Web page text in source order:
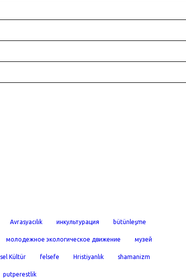
Avrasyacılık инкультурация bütünleşme
молодежное экологическое движение музей
Kültür felsefe Hristiyanlık shamanizm
putperestlik